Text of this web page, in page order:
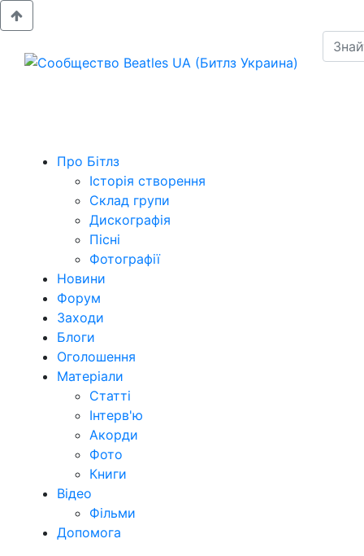
Про Бітлз
Історія створення
Склад групи
Дискографія
Пісні
Фотографії
Новини
Форум
Заходи
Блоги
Оголошення
Матеріали
Статті
Інтерв'ю
Акорди
Фото
Книги
Відео
Фільми
Допомога